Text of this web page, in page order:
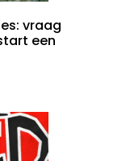
vraag
een